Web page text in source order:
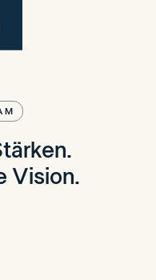
Vision.